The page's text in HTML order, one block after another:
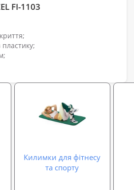
FI-1103
Килимки для фітнесу
та спорту